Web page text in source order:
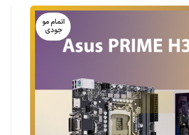
اتمام مو
جودی